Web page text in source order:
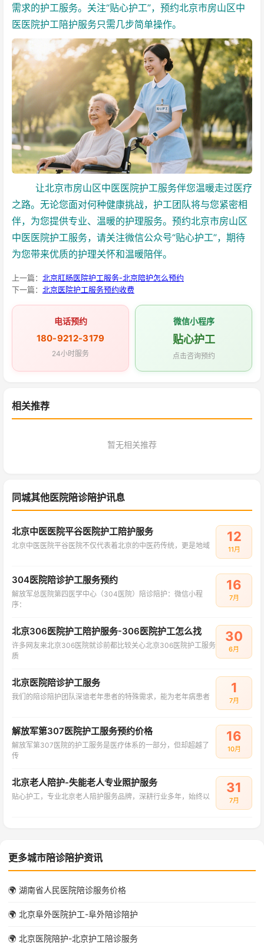
需求的护工服务。关注“贴心护工”，预约北京市房山区中
医医院护工陪护服务只需几步简单操作。
让北京市房山区中医医院护工服务伴您温暖走过医疗
之路。无论您面对何种健康挑战，护工团队将与您紧密相
伴，为您提供专业、温暖的护理服务。预约北京市房山区
中医医院护工服务，请关注微信公众号“贴心护工”，期待
为您带来优质的护理关怀和温暖陪伴。
上一篇： 北京肛肠医院护工服务-北京陪护怎么预约
下一篇： 北京医院护工服务预约收费
电话预约
180-9212-3179
24小时服务
微信小程序
贴心护工
点击咨询预约
相关推荐
暂无相关推荐
同城其他医院陪诊陪护讯息
北京中医医院平谷医院护工陪护服务
北京中医医院平谷医院不仅代表着北京的中医药传统，更是地域
12
11月
304医院陪诊护工服务预约
解放军总医院第四医学中心（304医院）陪诊陪护：微信小程
序：
16
7月
北京306医院护工陪护服务-306医院护工怎么找
许多网友来北京306医院就诊前都比较关心北京306医院护工服务
质
30
6月
北京医院陪诊护工服务
我们的陪诊陪护团队深谙老年患者的特殊需求，能为老年病患者
1
7月
解放军第307医院护工服务预约价格
解放军第307医院的护工服务是医疗体系的一部分，但却超越了
传
16
10月
北京老人陪护-失能老人专业照护服务
贴心护工，专业北京老人陪护服务品牌，深耕行业多年，始终以
31
7月
更多城市陪诊陪护资讯
🌍 湖南省人民医院陪诊服务价格
🌍 北京阜外医院护工-阜外陪诊陪护
🌍 北京医院陪护-北京护工陪诊服务